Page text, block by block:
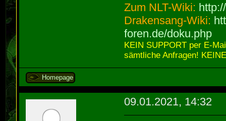
Zum NLT-Wiki:
Drakensang-Wiki:
foren.de/doku.php
KEIN SUPPORT per E-
sämtliche Anfragen!
Homepage
09.01.2021, 14:32